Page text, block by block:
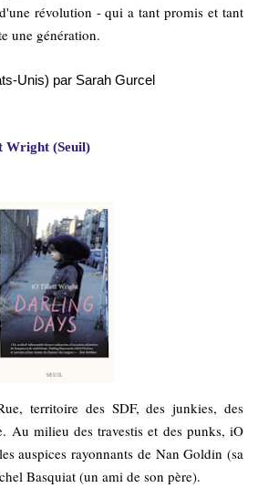
révolution - qui a tant promis et tant
une génération.
Unis) par Sarah Gurcel
Wright (Seuil)
territoire des SDF, des junkies, des
Au milieu des travestis et des punks, iO
auspices rayonnants de Nan Goldin (sa
Basquiat (un ami de son père).